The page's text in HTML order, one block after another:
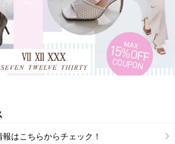
報はこちらからチェック！